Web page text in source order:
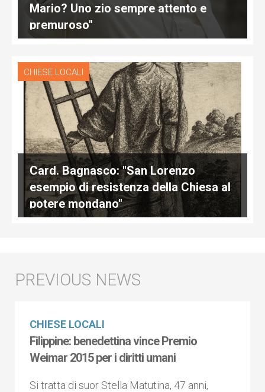
Mario? Uno zio sempre attento e
premuroso"
CHIESE LOCALI
Card. Bagnasco: "San Lorenzo
esempio di resistenza della Chiesa al
potere mondano"
CHIESE LOCALI
Filippine: benedettina vince Premio
Weimar 2015 per i diritti umani
Si tratta di suor Stella Matutina, 47 anni,